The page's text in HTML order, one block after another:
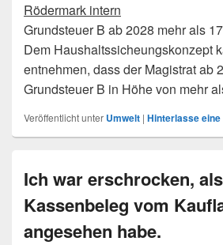
Rödermark intern
Grundsteuer B ab 2028 mehr als
Dem Haushaltssicheungskonzept
entnehmen, dass der Magistrat ab
Grundsteuer B in Höhe von mehr
Veröffentlicht unter Umwelt | Hinterlasse
Ich war erschrocken,
Kassenbeleg vom
angesehen habe.